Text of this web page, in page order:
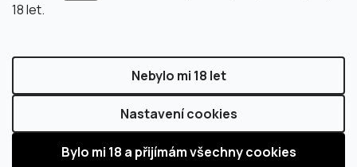
18 let.
Nebylo mi 18 let
Nastavení cookies
Vytvořil Shoptet
Upravit nastavení cookies